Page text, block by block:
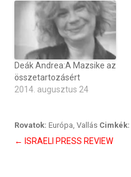
Deák Andrea:A Mazsike az
összetartozásért
2014. augusztus 24
Rovatok: Európa Vallás Cimkék:
Bejegyzés
← ISRAELI PRESS REVIEW